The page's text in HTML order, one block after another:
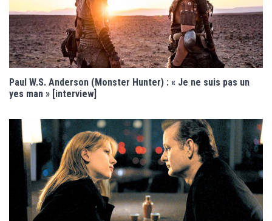
Paul W.S. Anderson (Monster Hunter) : « Je ne suis pas un
yes man » [interview]